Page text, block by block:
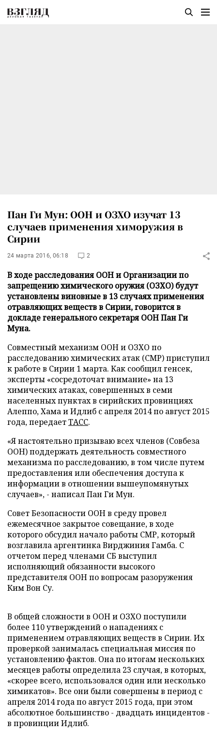
Пан Ги Мун: ООН и ОЗХО изучат 13
случаев применения химоружия в
Сирии
24 марта 2016, 06:18 2
В ходе расследования ООН и Организации по
запрещению химического оружия (ОЗХО) будут
установлены виновные в 13 случаях применения
отравляющих веществ в Сирии, говорится в
докладе генерального секретаря ООН Пан Ги
Муна.
Совместный механизм ООН и ОЗХО по
расследованию химических атак (СМР) приступил
к работе в Сирии 1 марта. Как сообщил генсек,
эксперты «сосредоточат внимание» на 13
химических атаках, совершенных в семи
населенных пунктах в сирийских провинциях
Алеппо, Хама и Идлиб с апреля 2014 по август 2015
года, передаетТАСС.
«Я настоятельно призываю всех членов (Совбеза
ООН) поддержать деятельность совместного
механизма по расследованию, в том числе путем
предоставления или обеспечения доступа к
информации в отношении вышеупомянутых
случаев», - написал Пан Ги Мун.
Совет Безопасности ООН в среду провел
ежемесячное закрытое совещание, в ходе
которого обсудил начало работы СМР, который
возглавила аргентинка Вирджиния Гамба. С
отчетом перед членами СБ выступил
исполняющий обязанности высокого
представителя ООН по вопросам разоружения
Ким Вон Су.
В общей сложности в ООН и ОЗХО поступили
более 110 утверждений о нападениях с
применением отравляющих веществ в Сирии. Их
проверкой занималась специальная миссия по
установлению фактов. Она по итогам нескольких
месяцев работы определила 23 случая, в которых,
«скорее всего, использовался один или несколько
химикатов». Все они были совершены в период с
апреля 2014 года по август 2015 года, при этом
абсолютное большинство - двадцать инцидентов -
в провинции Идлиб.